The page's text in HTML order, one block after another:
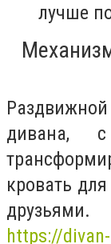
лучше
дивана,
кровать
https://